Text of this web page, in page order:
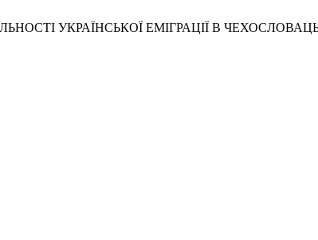
УКРАЇНСЬКОЇ ЕМІГРАЦІЇ В